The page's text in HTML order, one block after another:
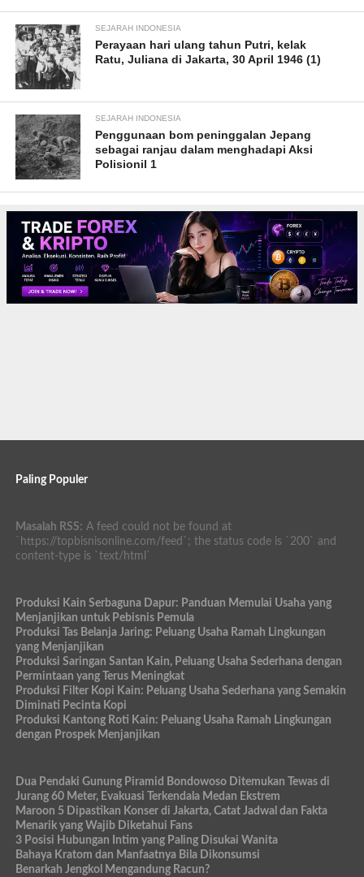
SEJARAH INDONESIA
Perayaan hari ulang tahun Putri, kelak
Ratu, Juliana di Jakarta, 30 April 1946 (1)
SEJARAH INDONESIA
Penggunaan bom peninggalan Jepang
sebagai ranjau dalam menghadapi Aksi
Polisionil 1
Paling Populer
Masalah RSS: A feed could not be found at
`https://topbisnisonline.com/feed`; the status code is `200` and
content-type is `text/html`
Produksi Kain Serbaguna Dapur: Panduan Memulai Usaha yang
Menjanjikan untuk Pebisnis Pemula
Produksi Tas Belanja Jaring: Peluang Usaha Ramah Lingkungan
yang Menjanjikan
Produksi Saringan Santan Kain, Peluang Usaha Sederhana dengan
Permintaan yang Terus Meningkat
Produksi Filter Kopi Kain: Peluang Usaha Sederhana yang Semakin
Diminati Pecinta Kopi
Produksi Kantong Roti Kain: Peluang Usaha Ramah Lingkungan
dengan Prospek Menjanjikan
Dua Pendaki Gunung Piramid Bondowoso Ditemukan Tewas di
Jurang 60 Meter, Evakuasi Terkendala Medan Ekstrem
Maroon 5 Dipastikan Konser di Jakarta, Catat Jadwal dan Fakta
Menarik yang Wajib Diketahui Fans
3 Posisi Hubungan Intim yang Paling Disukai Wanita
Bahaya Kratom dan Manfaatnya Bila Dikonsumsi
Benarkah Jengkol Mengandung Racun?